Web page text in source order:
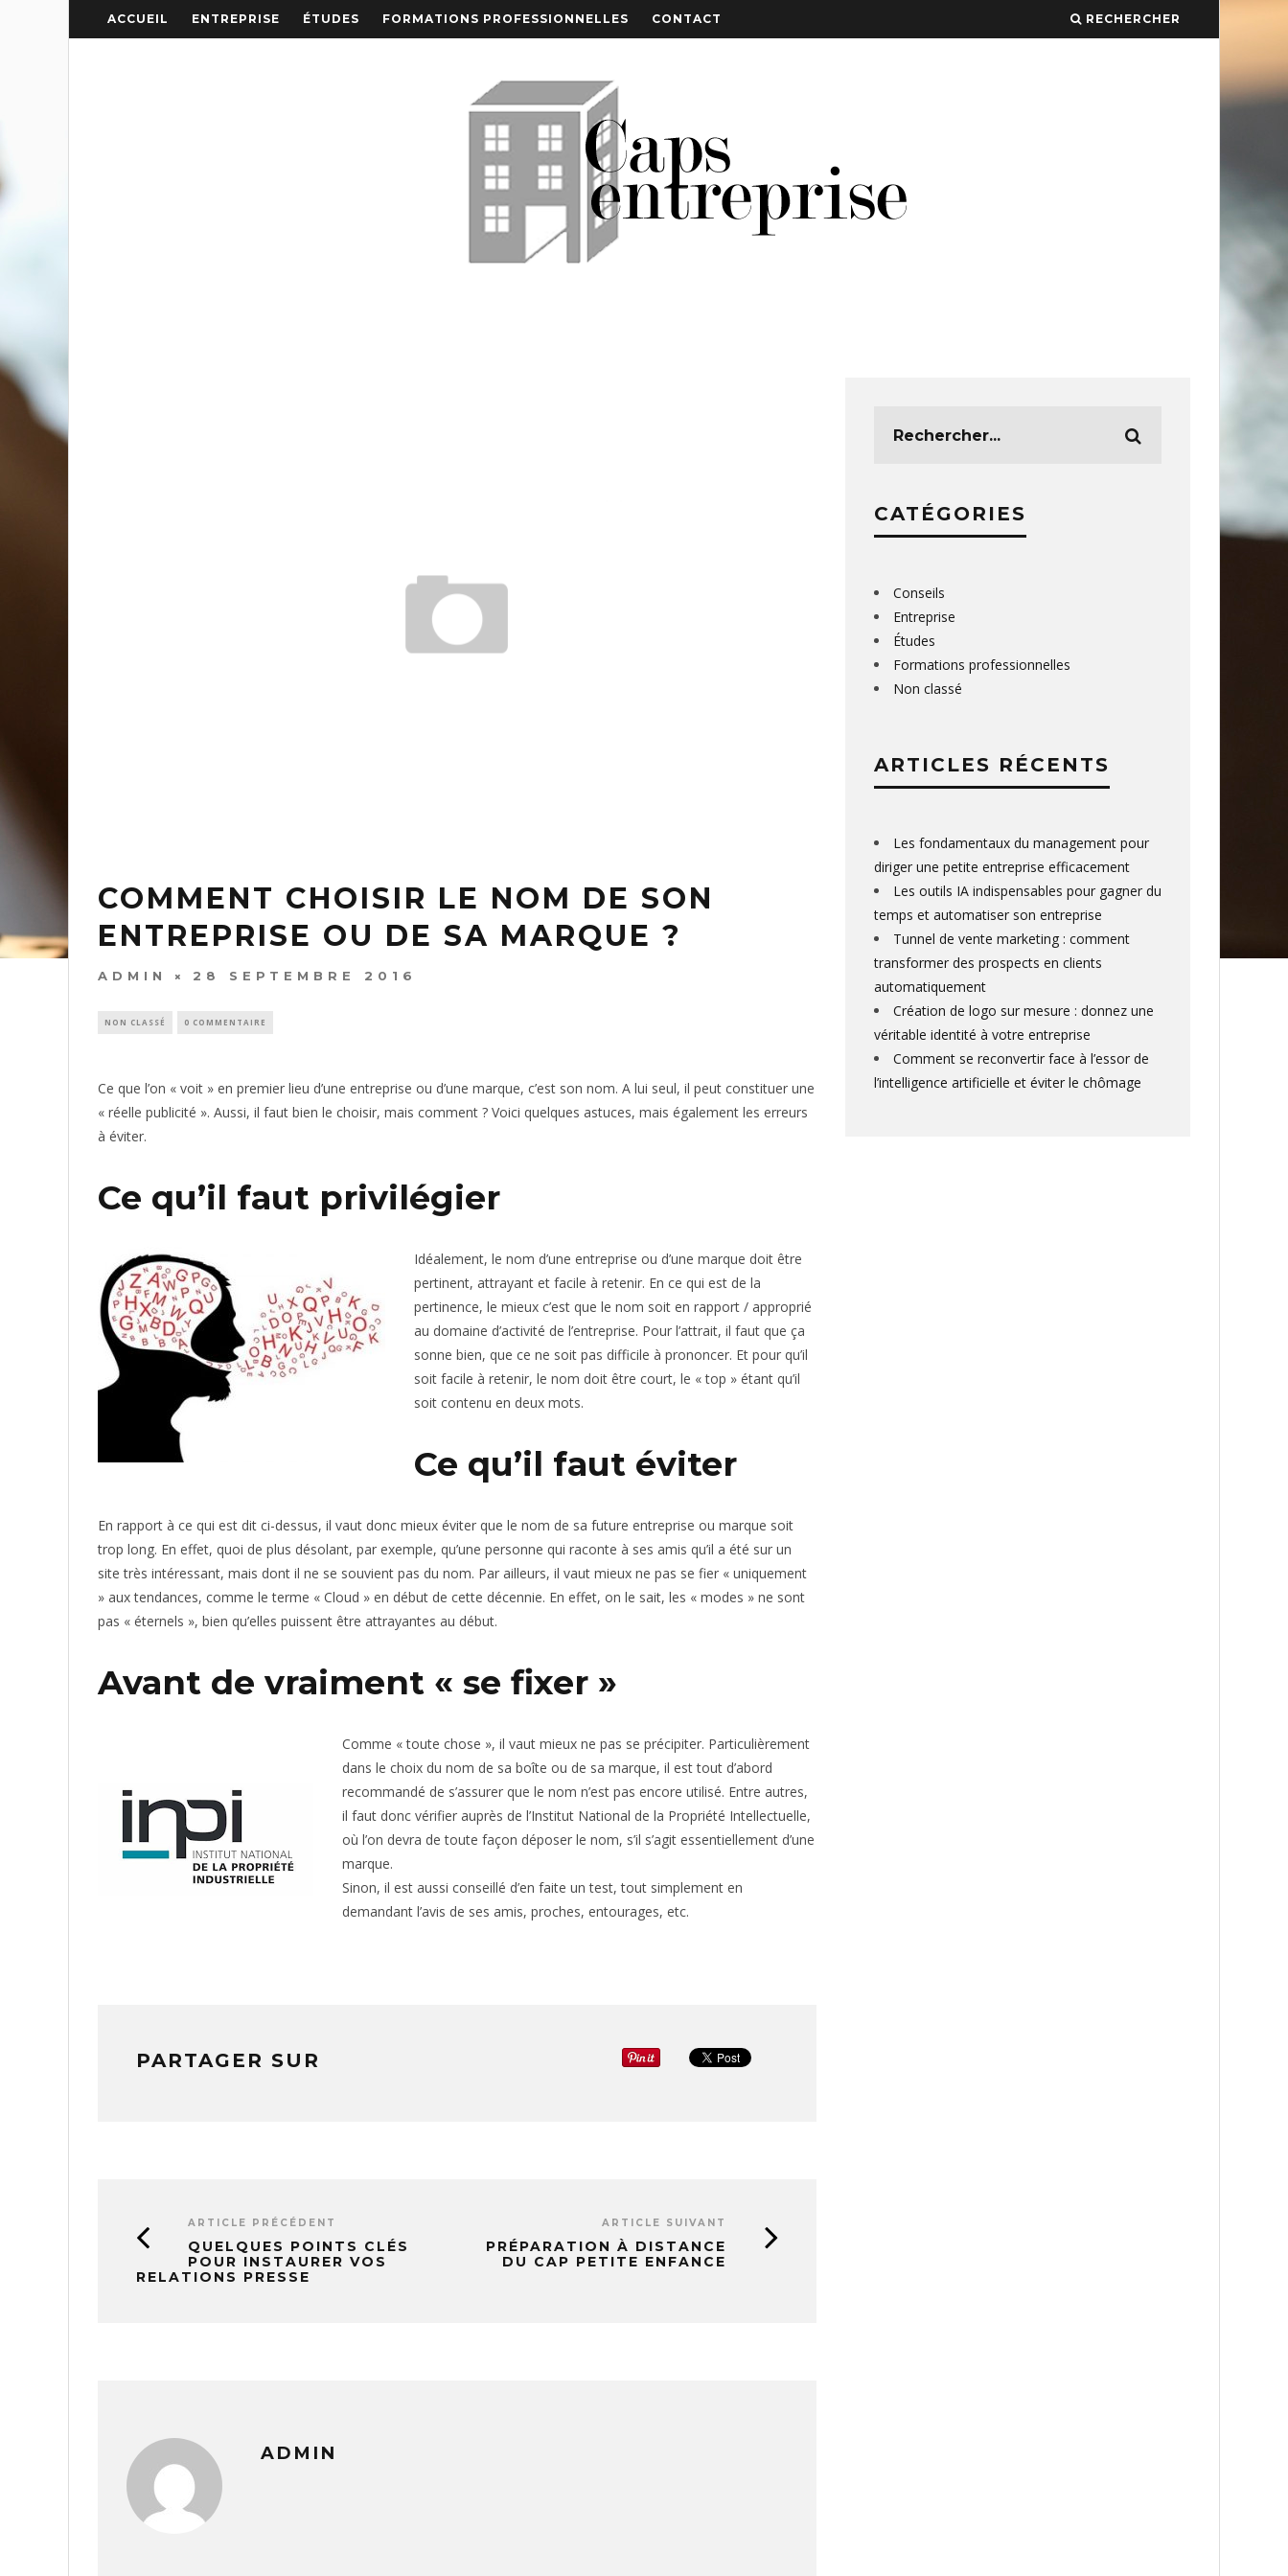
ACCUEIL ENTREPRISE ÉTUDES FORMATIONS PROFESSIONNELLES CONTACT RECHERCHER
COMMENT CHOISIR LE NOM DE SON
ENTREPRISE OU DE SA MARQUE ?
ADMIN 28 SEPTEMBRE 2016
NON CLASSÉ 0 COMMENTAIRE
Ce que l’on « voit » en premier lieu d’une entreprise ou d’une marque, c’est son nom. A lui seul, il peut constituer une
« réelle publicité ». Aussi, il faut bien le choisir, mais comment ? Voici quelques astuces, mais également les erreurs
à éviter.
Ce qu’il faut privilégier
Idéalement, le nom d’une entreprise ou d’une marque doit être
pertinent, attrayant et facile à retenir. En ce qui est de la
pertinence, le mieux c’est que le nom soit en rapport / approprié
au domaine d’activité de l’entreprise. Pour l’attrait, il faut que ça
sonne bien, que ce ne soit pas difficile à prononcer. Et pour qu’il
soit facile à retenir, le nom doit être court, le « top » étant qu’il
soit contenu en deux mots.
Ce qu’il faut éviter
En rapport à ce qui est dit ci-dessus, il vaut donc mieux éviter que le nom de sa future entreprise ou marque soit
trop long. En effet, quoi de plus désolant, par exemple, qu’une personne qui raconte à ses amis qu’il a été sur un
site très intéressant, mais dont il ne se souvient pas du nom. Par ailleurs, il vaut mieux ne pas se fier « uniquement
» aux tendances, comme le terme « Cloud » en début de cette décennie. En effet, on le sait, les « modes » ne sont
pas « éternels », bien qu’elles puissent être attrayantes au début.
Avant de vraiment « se fixer »
Comme « toute chose », il vaut mieux ne pas se précipiter. Particulièrement
dans le choix du nom de sa boîte ou de sa marque, il est tout d’abord
recommandé de s’assurer que le nom n’est pas encore utilisé. Entre autres,
il faut donc vérifier auprès de l’Institut National de la Propriété Intellectuelle,
où l’on devra de toute façon déposer le nom, s’il s’agit essentiellement d’une
marque.
Sinon, il est aussi conseillé d’en faite un test, tout simplement en
demandant l’avis de ses amis, proches, entourages, etc.
PARTAGER SUR
ARTICLE PRÉCÉDENT
QUELQUES POINTS CLÉS
POUR INSTAURER VOS
RELATIONS PRESSE
ARTICLE SUIVANT
PRÉPARATION À DISTANCE
DU CAP PETITE ENFANCE
ADMIN
CATÉGORIES
Conseils
Entreprise
Études
Formations professionnelles
Non classé
ARTICLES RÉCENTS
Les fondamentaux du management pour
diriger une petite entreprise efficacement
Les outils IA indispensables pour gagner du
temps et automatiser son entreprise
Tunnel de vente marketing : comment
transformer des prospects en clients
automatiquement
Création de logo sur mesure : donnez une
véritable identité à votre entreprise
Comment se reconvertir face à l’essor de
l’intelligence artificielle et éviter le chômage